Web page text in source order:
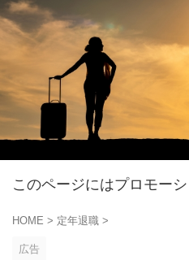
このページにはプロモー
HOME > 定年退職 >
広告